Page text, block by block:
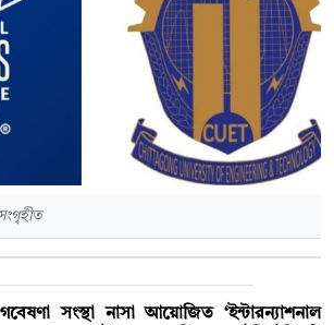
গবেষণা সংস্থা নাসা আয়োজিত ‘ইন্টারন্যাশনাল